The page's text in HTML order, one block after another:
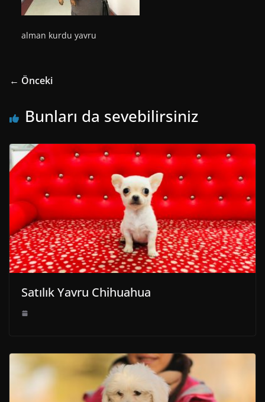
alman kurdu yavru
← Önceki
Bunları da sevebilirsiniz
Satılık Yavru Chihuahua